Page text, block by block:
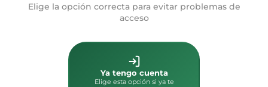
Elige la opción correcta para evitar problemas de
acceso
Ya tengo cuenta
Elige esta opción si ya te